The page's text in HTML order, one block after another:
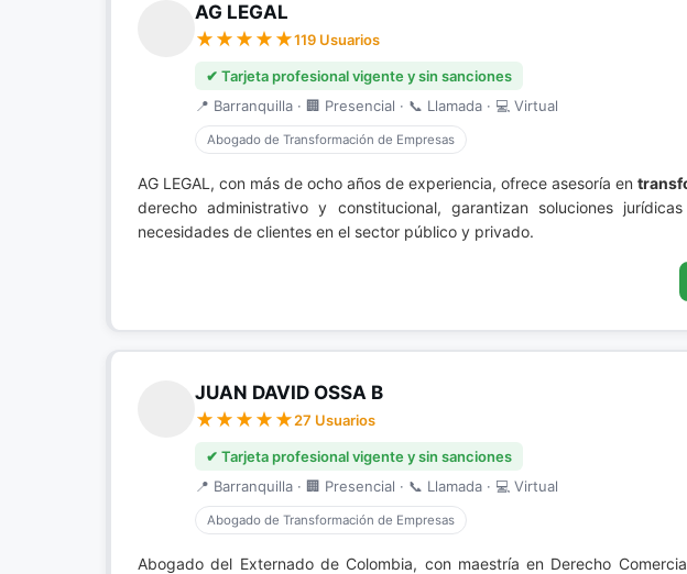
AG LEGAL
119 Usuarios
✔ Tarjeta profesional vigente y sin sanciones
📍 Barranquilla · 🏢 Presencial · 📞 Llamada · 💻 Virtual
Abogado de Transformación de Empresas
AG LEGAL, con más de ocho años de experiencia, ofrece asesoría en
derecho administrativo y constitucional, garantizan soluciones
necesidades de clientes en el sector público y privado.
JUAN DAVID OSSA B
27 Usuarios
✔ Tarjeta profesional vigente y sin sanciones
📍 Barranquilla · 🏢 Presencial · 📞 Llamada · 💻 Virtual
Abogado de Transformación de Empresas
Abogado del Externado de Colombia, con maestría en Derecho